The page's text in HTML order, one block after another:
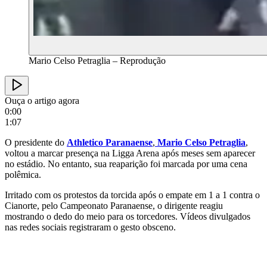
Mario Celso Petraglia – Reprodução
Ouça o artigo agora
0:00
1:07
O presidente do Athletico Paranaense, Mario Celso Petraglia,
voltou a marcar presença na Ligga Arena após meses sem aparecer
no estádio. No entanto, sua reaparição foi marcada por uma cena
polêmica.
Irritado com os protestos da torcida após o empate em 1 a 1 contra o
Cianorte, pelo Campeonato Paranaense, o dirigente reagiu
mostrando o dedo do meio para os torcedores. Vídeos divulgados
nas redes sociais registraram o gesto obsceno.